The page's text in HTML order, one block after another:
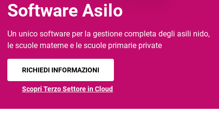
Software Asilo
Un unico software per la gestione completa degli asili nido,
le scuole materne e le scuole primarie private
RICHIEDI INFORMAZIONI
Scopri Terzo Settore in Cloud